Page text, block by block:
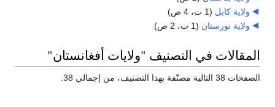
ولاية كابل (1 ت، 4 ص)
ولاية نورستان (1 ت، 2 ص)
المقالات في التصنيف "ولايات أفغانستان"
الصفحات 38 التالية مصنّفة بهذا التصنيف، من إجمالي 38.